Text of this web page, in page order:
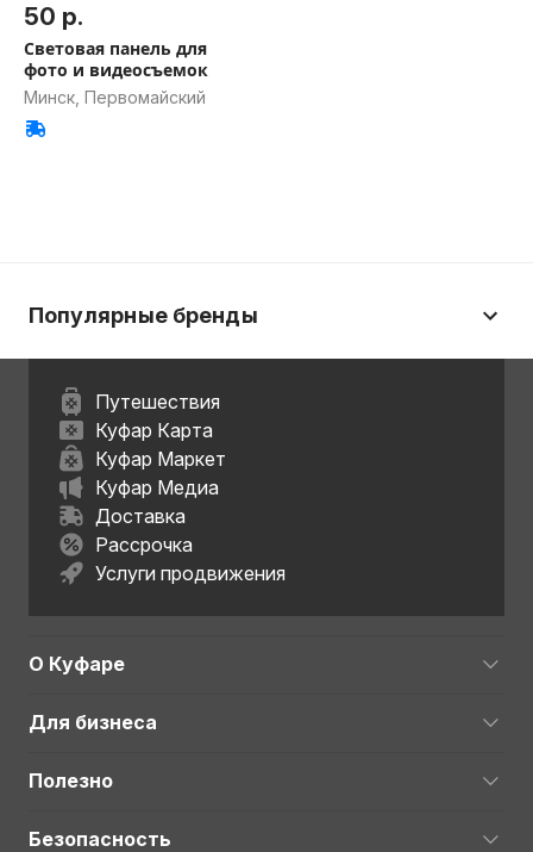
50 р.
Световая панель для
фото и видеосъемок
Минск, Первомайский
Популярные бренды
Путешествия
Куфар Карта
Куфар Маркет
Куфар Медиа
Доставка
Рассрочка
Услуги продвижения
О Куфаре
Для бизнеса
Полезно
Безопасность